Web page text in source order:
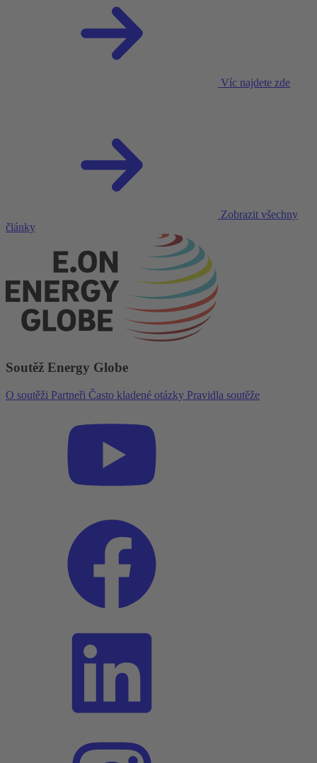
Víc najdete zde
Zobrazit všechny
články
Soutěž Energy Globe
O soutěži Partneři Často kladené otázky Pravidla soutěže